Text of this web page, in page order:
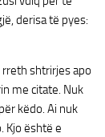
derisa të pyes:
rreth shtrirjes apo
me citate. Nuk
këdo. Ai nuk
Kjo është e